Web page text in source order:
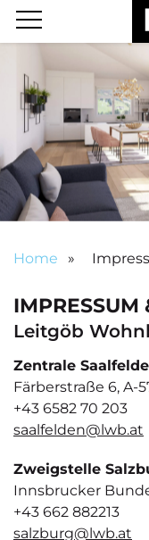
Home
IMPRESSUM
Leitgöb
Zentrale
Färberstraße 6, A-
+43 6582 70 203
saalfelden@lwb.at
Zweigstelle
Innsbrucker
+43 662 882213
salzburg@lwb.at